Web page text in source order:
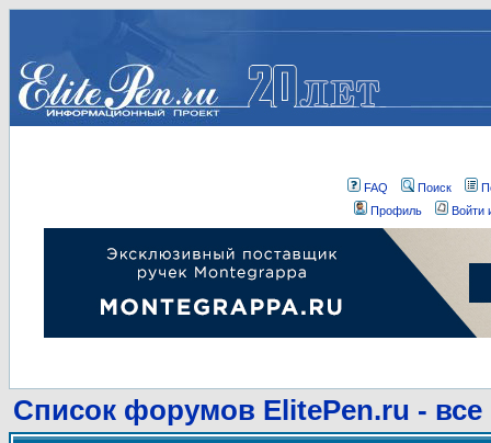
FAQ Поиск
Профиль
Войти
Список форумов ElitePen.ru - все